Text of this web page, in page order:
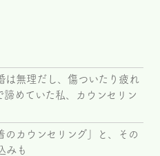
は無理だし、傷ついたり疲れ
めていた私、カウンセリン
カウンセリング」と、その
みも